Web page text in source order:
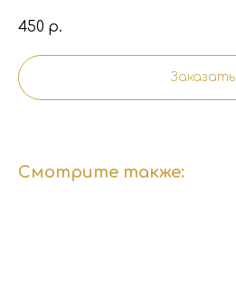
450 р.
Заказать
Смотрите также: